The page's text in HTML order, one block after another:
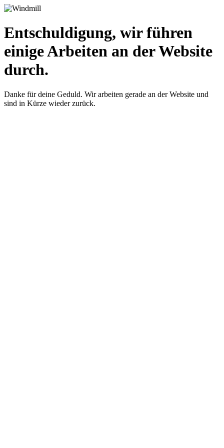
Entschuldigung, wir führen
einige Arbeiten an der Website
durch.
Danke für deine Geduld. Wir arbeiten gerade an der Website und
sind in Kürze wieder zurück.